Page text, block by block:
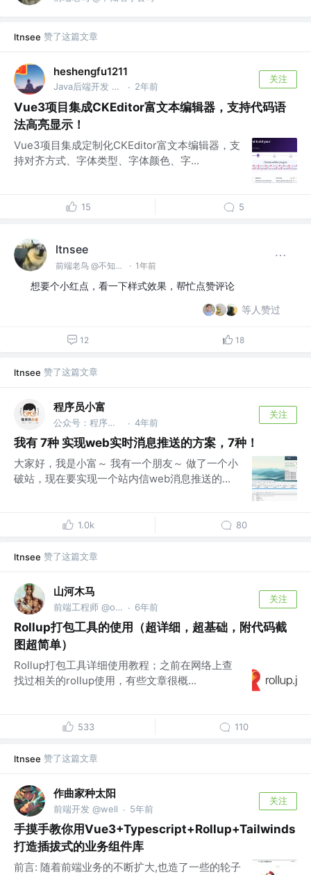
ltnsee 赞了这篇文章
heshengfu1211
Java后端开发 @平安科技零售团队开发 · 2年前
关注
Vue3项目集成CKEditor富文本编辑器，支持代码语
法高亮显示！
Vue3项目集成定制化CKEditor富文本编辑器，支
持对齐方式、字体类型、字体颜色、字...
15 5
ltnsee
前端老鸟 @不知名小公司 · 1年前
想要个小红点，看一下样式效果，帮忙点赞评论
等人赞过
12 18
ltnsee 赞了这篇文章
程序员小富
公众号：程序员小富 · 4年前
关注
我有 7种 实现web实时消息推送的方案，7种！
大家好，我是小富～ 我有一个朋友～ 做了一个小
破站，现在要实现一个站内信web消息推送的...
1.0k 80
ltnsee 赞了这篇文章
山河木马
前端工程师 @one piece · 6年前
关注
Rollup打包工具的使用（超详细，超基础，附代码截
图超简单）
Rollup打包工具详细使用教程；之前在网络上查
找过相关的rollup使用，有些文章很概...
533 110
ltnsee 赞了这篇文章
作曲家种太阳
前端开发 @well · 5年前
关注
手摸手教你用Vue3+Typescript+Rollup+Tailwinds
打造插拔式的业务组件库
前言: 随着前端业务的不断扩大,也造了一些的轮子